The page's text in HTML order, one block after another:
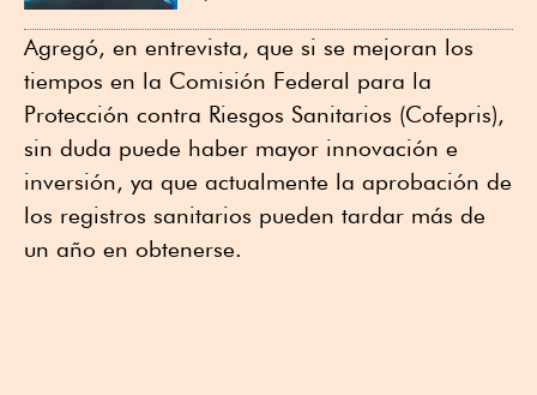
Agregó, en entrevista, que si se mejoran los
tiempos en la Comisión Federal para la
Protección contra Riesgos Sanitarios (Cofepris),
sin duda puede haber mayor innovación e
inversión, ya que actualmente la aprobación de
los registros sanitarios pueden tardar más de
un año en obtenerse.